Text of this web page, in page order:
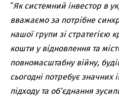
“Як системний інвестор в
вважаємо за потрібне
нашої групи зі стратегією
кошти у відновлення та
повномасштабну війну,
сьогодні потребує значних
підходу та об’єднання